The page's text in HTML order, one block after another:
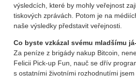
výsledcích, které by mohly veřejnost
tiskových zprávách. Potom je na
naše výsledky představit veřejnosti.
Co byste vzkázal svému mladšímu
Za peníze z brigády nakup Bitcoin,
Felicii Pick-up Fun, nauč se dřív
s ostatními životními rozhodnutími